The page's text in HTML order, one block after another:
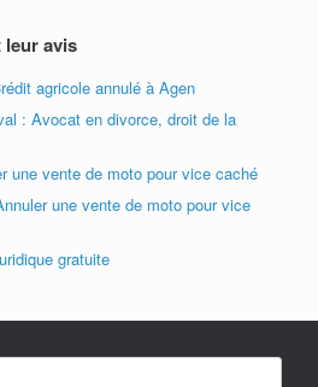
leur avis
agricole annulé à Agen
: Avocat en divorce, droit de la
une vente de moto pour vice caché
une vente de moto pour vice
gratuite